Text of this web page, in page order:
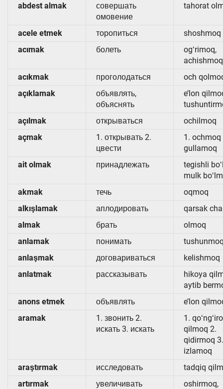
abdest almak
совершать
омовение
tahorat
acele etmek торопиться
shoshmoq
acımak
болеть
ogʻrimoq,
achishmoq
acıkmak
проголодаться
och
açıklamak
объявлять,
объяснять
e’lon
açılmak
открываться
ochilmoq
açmak
1. открывать 2.
цвести
1. ochmoq
gullamoq
ait olmak
принадлежать
tegishli
mulk
akmak
течь
oqmoq
alkışlamak
аплодировать
qarsak
almak
брать
olmoq
anlamak
понимать
anlaşmak
договариваться
kelishmoq
anlatmak
рассказывать
hikoya
aytib
anons etmek
объявлять
e’lon
aramak
1. звонить 2.
искать 3. искать
1.
qilmoq 2.
qidirmoq 3.
izlamoq
araştırmak
исследовать
tadqiq
artırmak
увеличивать
oshirmoq,